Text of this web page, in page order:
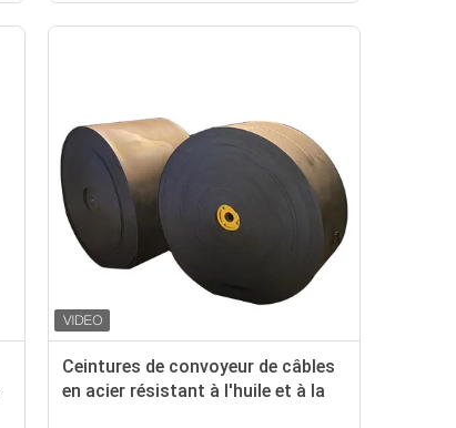
Ceintures de convoyeur de câbles
en acier résistant à l'huile et à la